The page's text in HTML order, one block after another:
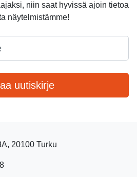
niin saat hyvissä ajoin tietoa
näytelmistämme!
uutiskirje
20100 Turku